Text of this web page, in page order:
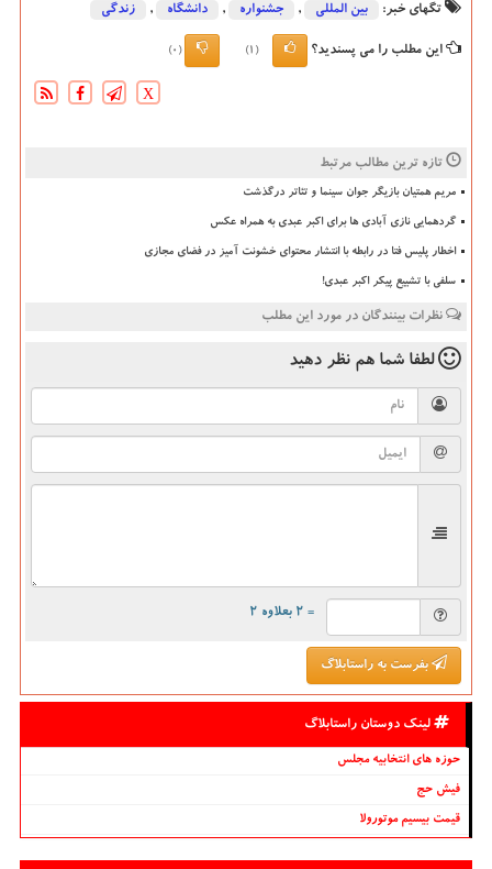
تگهای خبر: بین المللی , جشنواره , دانشگاه‌ , زندگی
این مطلب را می پسندید؟ (1)
(0)
X
تازه ترین مطالب مرتبط
مریم همتیان بازیگر جوان سینما و تئاتر درگذشت
گردهمایی نازی آبادی ها برای اکبر عبدی به همراه عکس
اخطار پلیس فتا در رابطه با انتشار محتوای خشونت آمیز در فضای مجازی
سلفی با تشییع پیکر اکبر عبدی!
نظرات بینندگان در مورد این مطلب
لطفا شما هم نظر دهید
= ۲ بعلاوه ۲
بفرست به راستابلاگ
لینک دوستان راستابلاگ
حوزه های انتخابیه مجلس
فیش حج
قیمت بیسیم موتورولا